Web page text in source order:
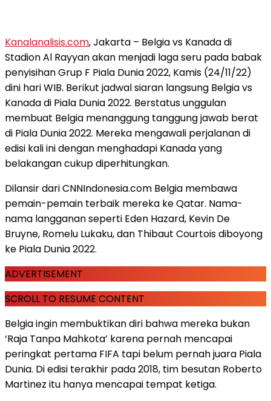
Kanalanalisis.com, Jakarta – Belgia vs Kanada di
Stadion Al Rayyan akan menjadi laga seru pada babak
penyisihan Grup F Piala Dunia 2022, Kamis (24/11/22)
dini hari WIB. Berikut jadwal siaran langsung Belgia vs
Kanada di Piala Dunia 2022. Berstatus unggulan
membuat Belgia menanggung tanggung jawab berat
di Piala Dunia 2022. Mereka mengawali perjalanan di
edisi kali ini dengan menghadapi Kanada yang
belakangan cukup diperhitungkan.
Dilansir dari CNNIndonesia.com Belgia membawa
pemain-pemain terbaik mereka ke Qatar. Nama-
nama langganan seperti Eden Hazard, Kevin De
Bruyne, Romelu Lukaku, dan Thibaut Courtois diboyong
ke Piala Dunia 2022.
ADVERTISEMENT
SCROLL TO RESUME CONTENT
Belgia ingin membuktikan diri bahwa mereka bukan
‘Raja Tanpa Mahkota’ karena pernah mencapai
peringkat pertama FIFA tapi belum pernah juara Piala
Dunia. Di edisi terakhir pada 2018, tim besutan Roberto
Martinez itu hanya mencapai tempat ketiga.